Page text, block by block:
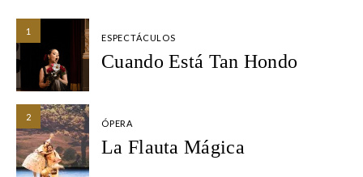
1
ESPECTÁCULOS
Cuando Está Tan Hondo
2
ÓPERA
La Flauta Mágica